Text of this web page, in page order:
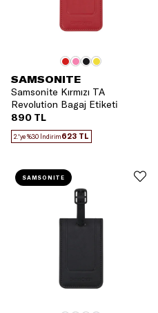
SAMSONITE
Samsonite Kırmızı TA
Revolution Bagaj Etiketi
890 TL
2.'ye %30 İndirim623 TL
SAMSONITE